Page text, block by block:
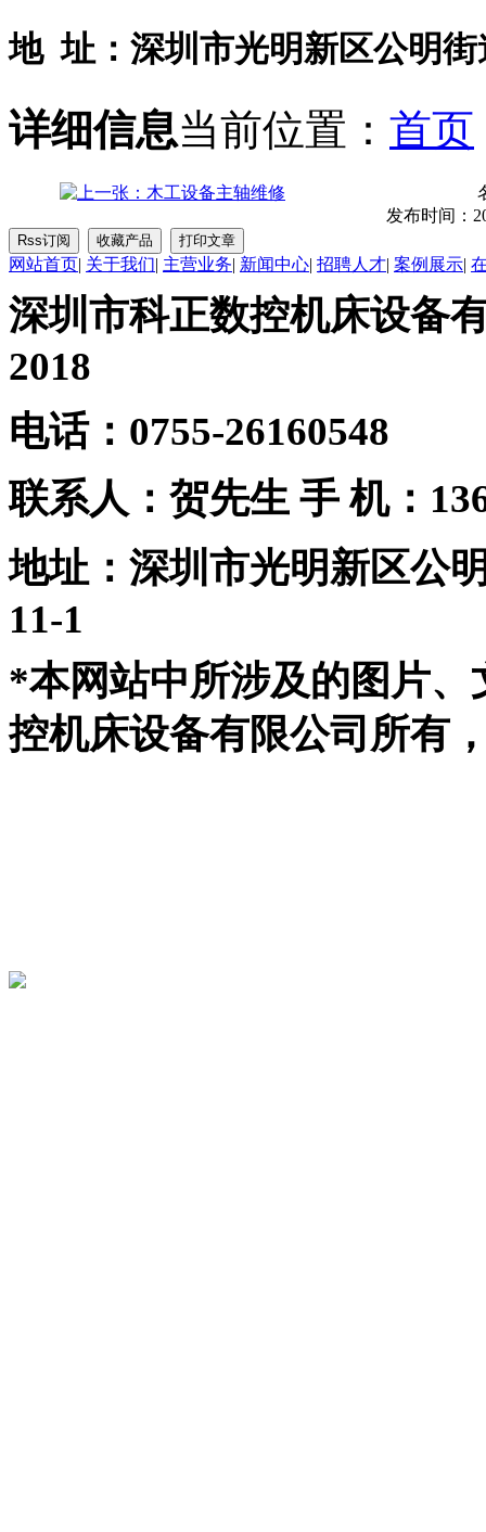
地 址：深圳市光明新区公明街
详细信息当前位置： 首页
发布时间：
网站首页| 关于我们| 主营业务| 新闻中心| 招聘人才| 案例展示|
深圳市科正数控机床设备
2018
电话：0755-26160548
联系人：贺先生 手 机：
地址：深圳市光明新区公
11-1
*本网站中所涉及的图片
控机床设备有限公司所有